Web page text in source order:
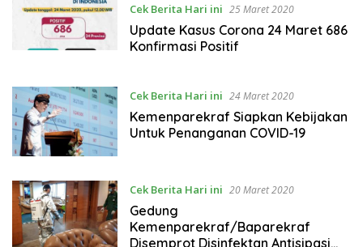
Cek Berita Hari ini 25 Maret 2020
Update Kasus Corona 24 Maret 686
Konfirmasi Positif
Cek Berita Hari ini 24 Maret 2020
Kemenparekraf Siapkan Kebijakan
Untuk Penanganan COVID-19
Cek Berita Hari ini 20 Maret 2020
Gedung
Kemenparekraf/Baparekraf
Disemprot Disinfektan Antisipasi